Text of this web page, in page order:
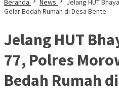
Beranda
News
Jelang HUT
Gelar Bedah Rumah di Desa Bente
Jelang HUT
77, Polres
Bedah Rumah